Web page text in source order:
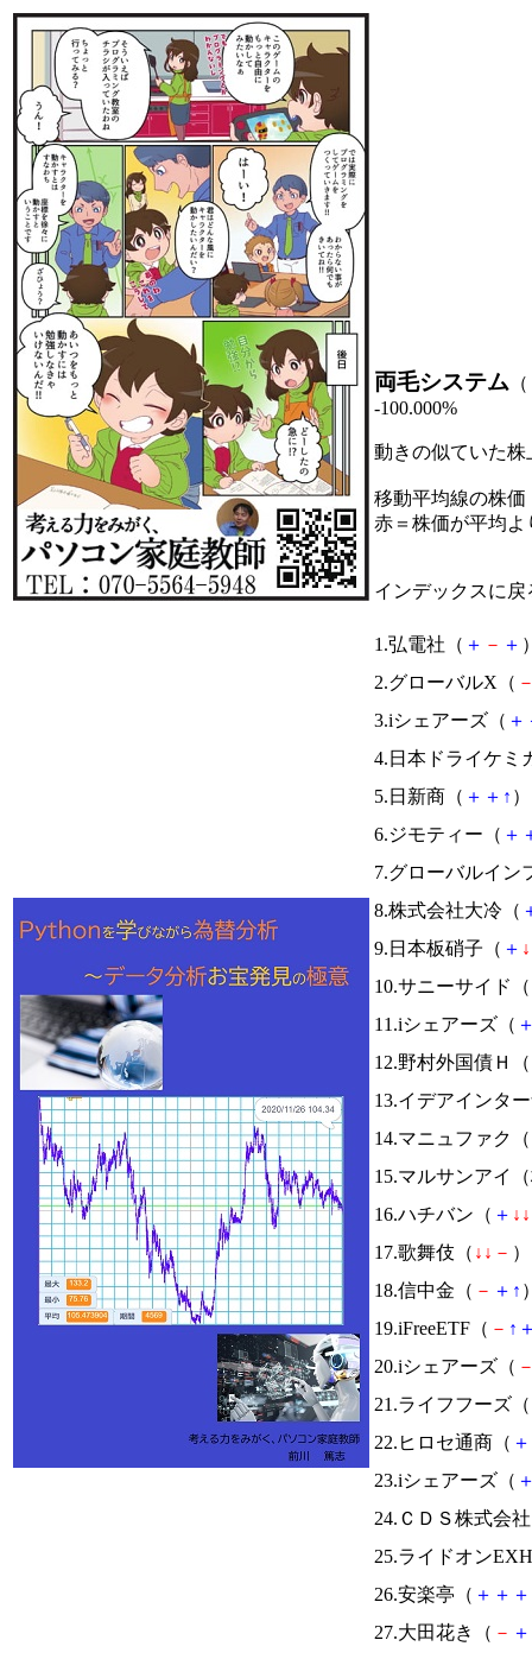
両毛システム （
-100.000%
動きの似ていた
移動平均線の株価
赤＝株価が平均
インデックスに戻
1.弘電社（ ＋ － ＋
2.グローバルX（
3.iシェアーズ（ ＋
4.日本ドライケミ
5.日新商（ ＋ ＋ ↑
6.ジモティー（ ＋
7.グローバルイン
8.株式会社大冷（
9.日本板硝子（ ＋ ↓
10.サニーサイド（
11.iシェアーズ（
12.野村外国債Ｈ（
13.イデアインタ
14.マニュファク（
15.マルサンアイ
16.ハチバン（ ＋ ↓ ↓
17.歌舞伎（ ↓ ↓ －
18.信中金（ － ＋ ↑
19.iFreeETF（ － ↑
20.iシェアーズ（
21.ライフフーズ（
22.ヒロセ通商（ ＋
23.iシェアーズ（
24.ＣＤＳ株式会
25.ライドオン
26.安楽亭（ ＋ ＋ ＋
27.大田花き（ － ＋